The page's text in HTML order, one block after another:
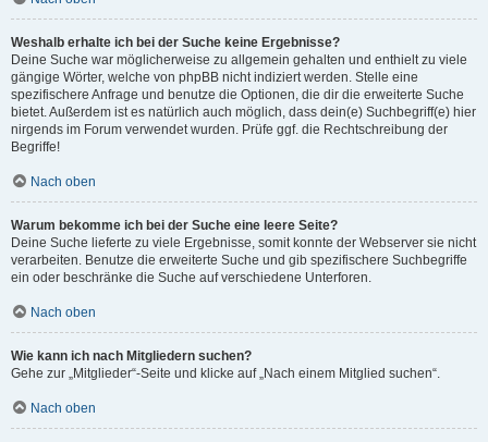
Weshalb erhalte ich bei der Suche keine Ergebnisse?
Deine Suche war möglicherweise zu allgemein gehalten und enthielt zu viele
gängige Wörter, welche von phpBB nicht indiziert werden. Stelle eine
spezifischere Anfrage und benutze die Optionen, die dir die erweiterte Suche
bietet. Außerdem ist es natürlich auch möglich, dass dein(e) Suchbegriff(e) hier
nirgends im Forum verwendet wurden. Prüfe ggf. die Rechtschreibung der
Begriffe!
Nach oben
Warum bekomme ich bei der Suche eine leere Seite?
Deine Suche lieferte zu viele Ergebnisse, somit konnte der Webserver sie nicht
verarbeiten. Benutze die erweiterte Suche und gib spezifischere Suchbegriffe
ein oder beschränke die Suche auf verschiedene Unterforen.
Nach oben
Wie kann ich nach Mitgliedern suchen?
Gehe zur „Mitglieder“-Seite und klicke auf „Nach einem Mitglied suchen“.
Nach oben